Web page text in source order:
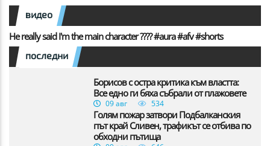
видео
He really said I'm the main character ???? #aura #afv #shorts
последни
Борисов с остра критика към властта:
Все едно ги бяха събрали от плажовете
09 авг 534
Голям пожар затвори Подбалканския
път край Сливен, трафикът се отбива по
обходни пътища